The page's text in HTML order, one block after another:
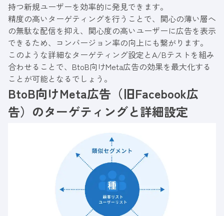
持つ新規ユーザーを効率的に発見できます。
精度の高いターゲティングを行うことで、関心の薄い層へ
の無駄な配信を抑え、関心度の高いユーザーに広告を表示
できるため、コンバージョン率の向上にも繋がります。
このような詳細なターゲティング設定とA/Bテストを組み
合わせることで、BtoB向けMeta広告の効果を最大化する
ことが可能となるでしょう。
BtoB向けMeta広告（旧Facebook広
告）のターゲティングと詳細設定